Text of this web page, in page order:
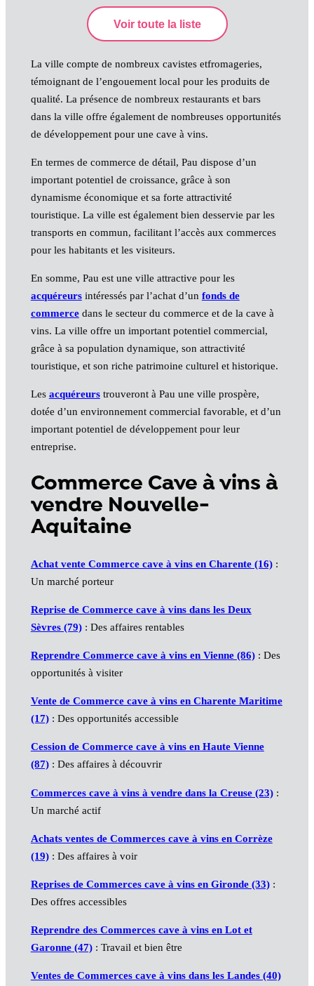
La ville compte de nombreux cavistes etfromageries,
témoignant de l’engouement local pour les produits de
qualité. La présence de nombreux restaurants et bars
dans la ville offre également de nombreuses opportunités
de développement pour une cave à vins.
En termes de commerce de détail, Pau dispose d’un
important potentiel de croissance, grâce à son
dynamisme économique et sa forte attractivité
touristique. La ville est également bien desservie par les
transports en commun, facilitant l’accès aux commerces
pour les habitants et les visiteurs.
En somme, Pau est une ville attractive pour les
acquéreursintéressés par l’achat d’un fonds de
commercedans le secteur du commerce et de la cave à
vins. La ville offre un important potentiel commercial,
grâce à sa population dynamique, son attractivité
touristique, et son riche patrimoine culturel et historique.
Les acquéreurstrouveront à Pau une ville prospère,
dotée d’un environnement commercial favorable, et d’un
important potentiel de développement pour leur
entreprise.
Commerce Cave à vins à
vendre Nouvelle-
Aquitaine
Achat vente Commerce cave à vins en Charente (16):
Un marché porteur
Reprise de Commerce cave à vins dans les Deux
Sèvres (79): Des affaires rentables
Reprendre Commerce cave à vins en Vienne (86): Des
opportunités à visiter
Vente de Commerce cave à vins en Charente Maritime
(17): Des opportunités accessible
Cession de Commerce cave à vins en Haute Vienne
(87): Des affaires à découvrir
Commerces cave à vins à vendre dans la Creuse (23):
Un marché actif
Achats ventes de Commerces cave à vins en Corrèze
(19): Des affaires à voir
Reprises de Commerces cave à vins en Gironde (33):
Des offres accessibles
Reprendre des Commerces cave à vins en Lot et
Garonne (47): Travail et bien être
Ventes de Commerces cave à vins dans les Landes (40)